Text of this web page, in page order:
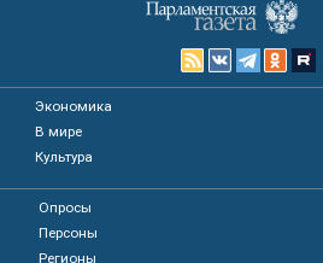
Экономика
В мире
Культура
Опросы
Персоны
Регионы